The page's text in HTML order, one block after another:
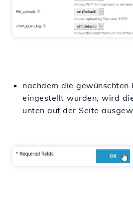
nachdem die gewünschten
eingestellt wurden, wird
unten auf der Seite